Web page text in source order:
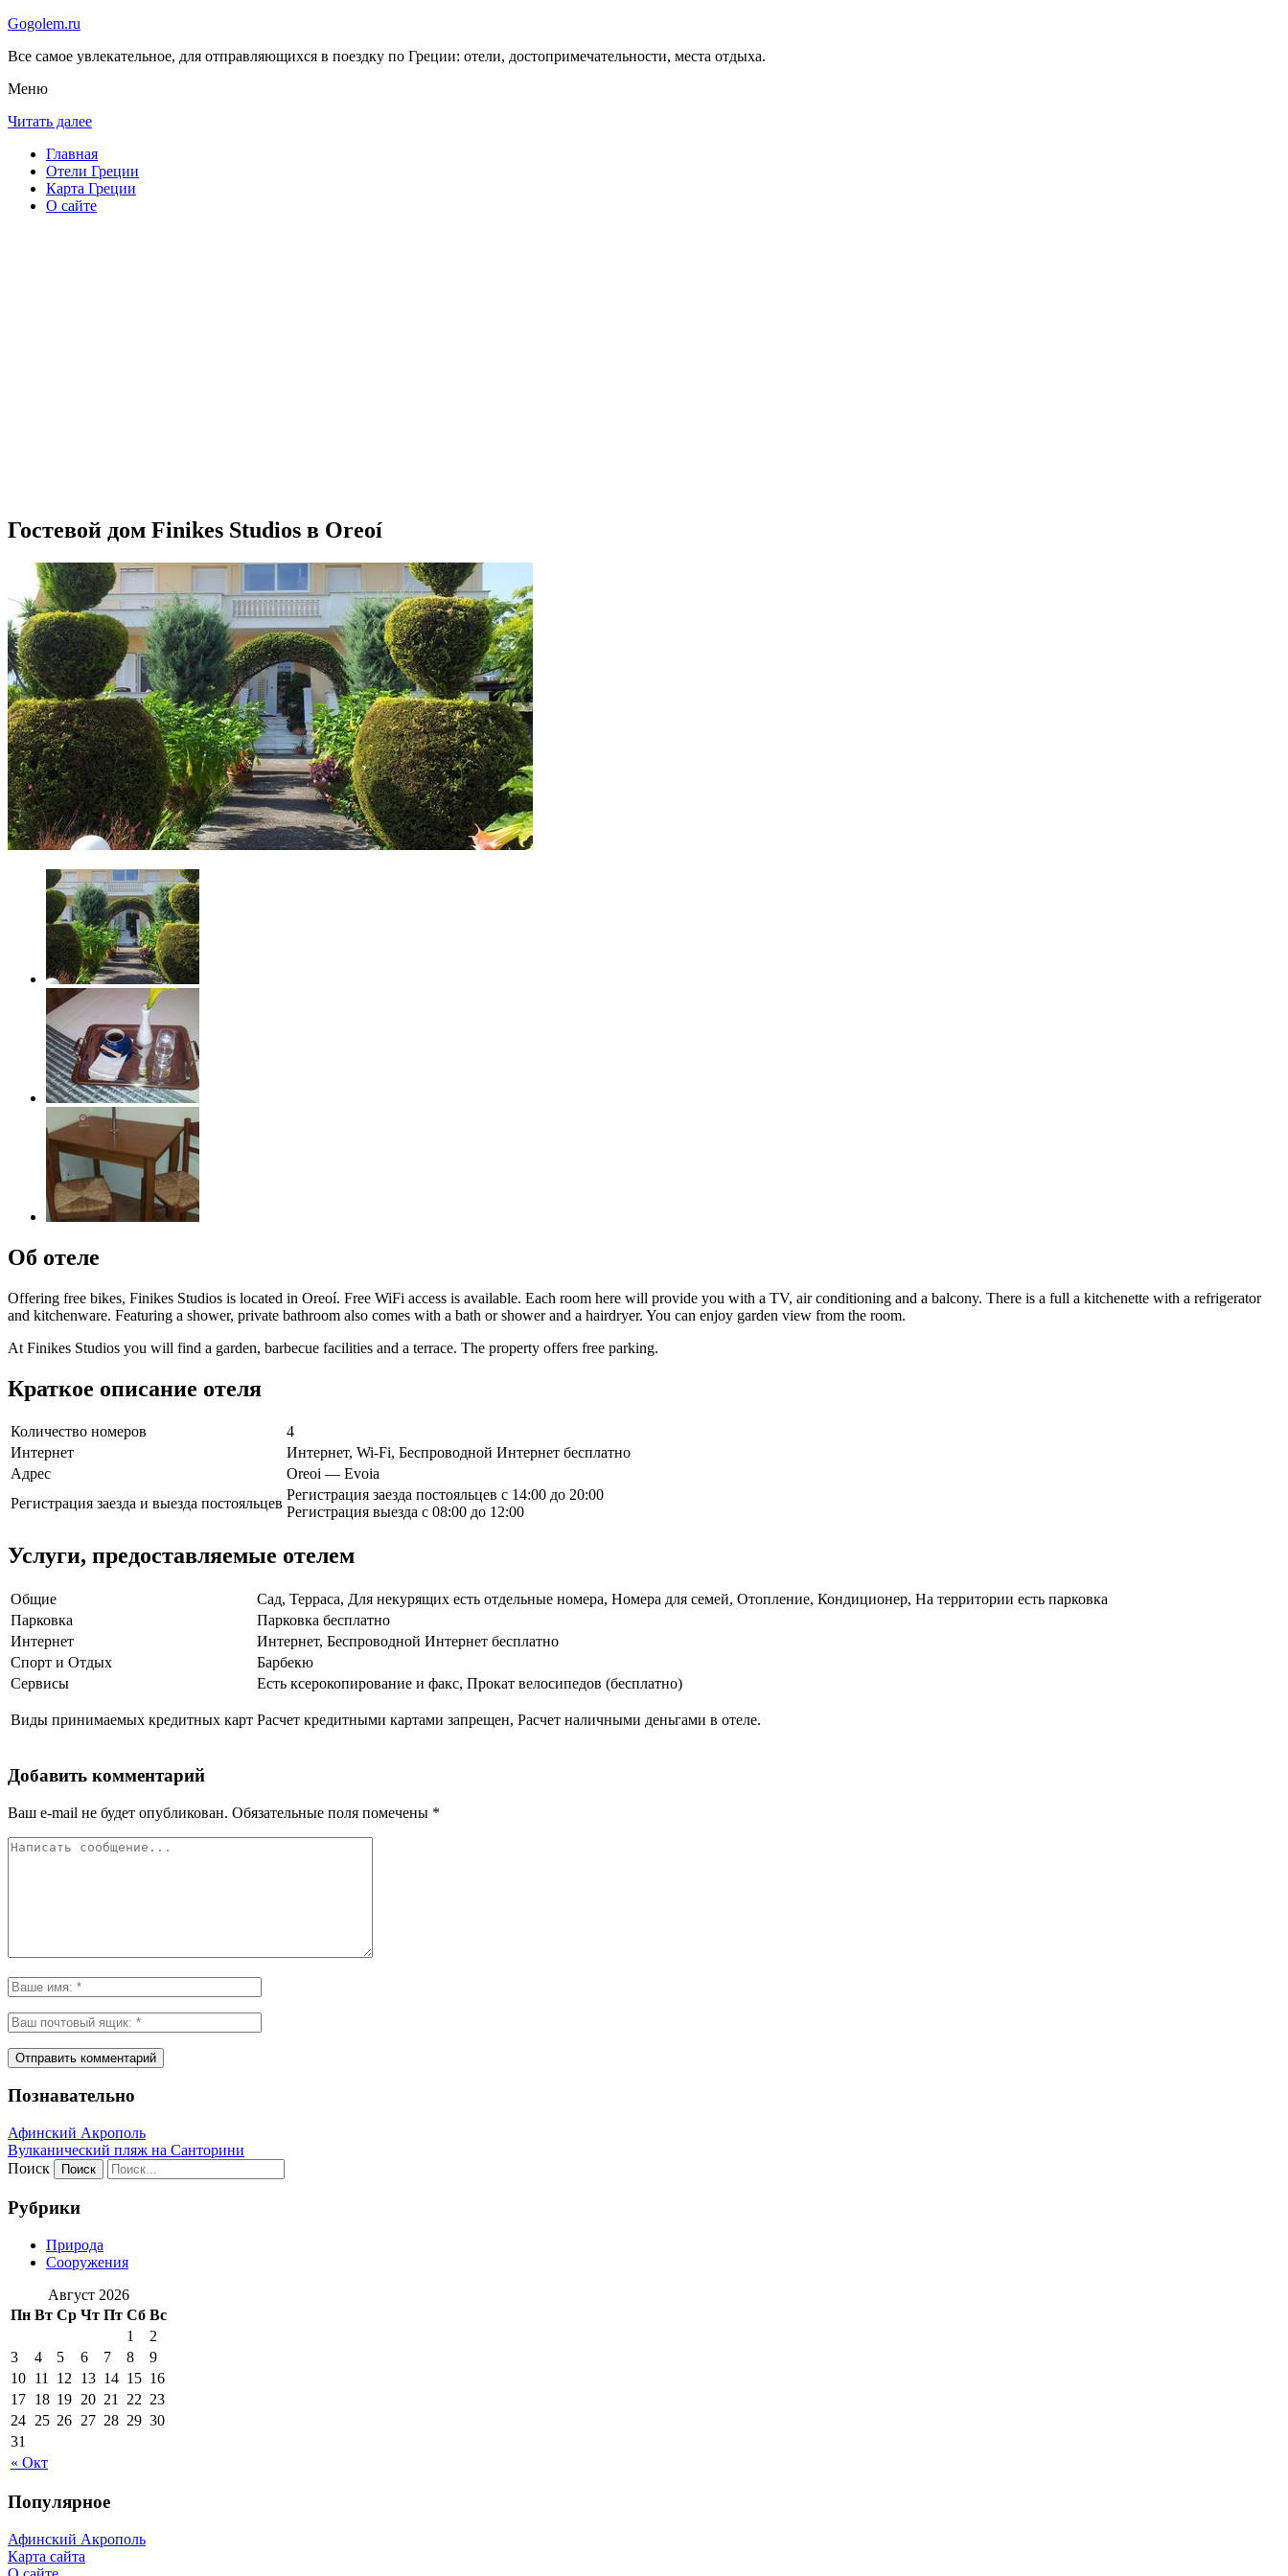
Gogolem.ru
Все самое увлекательное, для отправляющихся в поездку по Греции: отели, достопримечательности, места отдыха.
Меню
Читать далее
Главная
Отели Греции
Карта Греции
О сайте
Гостевой дом Finikes Studios в Oreoí
Об отеле
Offering free bikes, Finikes Studios is located in Oreoí. Free WiFi access is available. Each room here will provide you with a TV, air conditioning and a balcony. There is a full a kitchenette with a refrigerator
and kitchenware. Featuring a shower, private bathroom also comes with a bath or shower and a hairdryer. You can enjoy garden view from the room.
At Finikes Studios you will find a garden, barbecue facilities and a terrace. The property offers free parking.
Краткое описание отеля
Количество номеров
4
Интернет
Интернет, Wi-Fi, Беспроводной Интернет бесплатно
Адрес
Oreoi — Evoia
Регистрация заезда и выезда постояльцев
Регистрация заезда постояльцев с 14:00 до 20:00
Регистрация выезда с 08:00 до 12:00
Услуги, предоставляемые отелем
Общие
Сад, Терраса, Для некурящих есть отдельные номера, Номера для семей, Отопление, Кондиционер, На территории есть парковка
Парковка
Парковка бесплатно
Интернет
Интернет, Беспроводной Интернет бесплатно
Спорт и Отдых
Барбекю
Сервисы
Есть ксерокопирование и факс, Прокат велосипедов (бесплатно)
Виды принимаемых кредитных карт Расчет кредитными картами запрещен, Расчет наличными деньгами в отеле.
Добавить комментарий
Ваш e-mail не будет опубликован. Обязательные поля помечены *
Познавательно
Афинский Акрополь
Вулканический пляж на Санторини
Поиск
Рубрики
Природа
Сооружения
Август 2026
Пн Вт Ср Чт Пт Сб Вс
« Окт
1
2
3
4 5 6 7 8
9
10 11 12 13 14 15 16
17 18 19 20 21 22 23
24 25 26 27 28 29 30
31
Популярное
Афинский Акрополь
Карта сайта